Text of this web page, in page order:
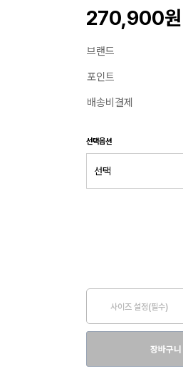
270,900원
브랜드
포인트
배송비결제
선택옵션
사이즈 설정(필수)
장바구니